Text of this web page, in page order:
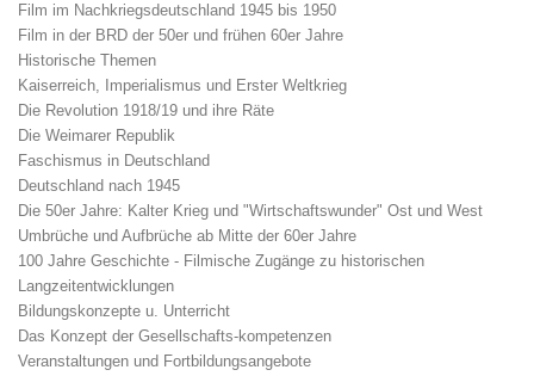
Film im Nachkriegsdeutschland 1945 bis 1950
Film in der BRD der 50er und frühen 60er Jahre
Historische Themen
Kaiserreich, Imperialismus und Erster Weltkrieg
Die Revolution 1918/19 und ihre Räte
Die Weimarer Republik
Faschismus in Deutschland
Deutschland nach 1945
Die 50er Jahre: Kalter Krieg und "Wirtschaftswunder" Ost und West
Umbrüche und Aufbrüche ab Mitte der 60er Jahre
100 Jahre Geschichte - Filmische Zugänge zu historischen
Langzeitentwicklungen
Bildungskonzepte u. Unterricht
Das Konzept der Gesellschafts-kompetenzen
Veranstaltungen und Fortbildungsangebote